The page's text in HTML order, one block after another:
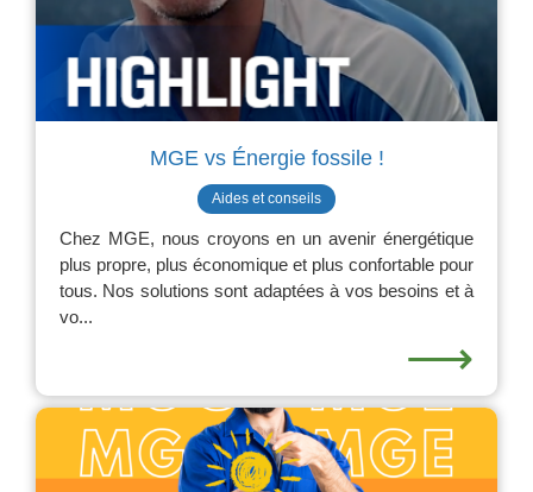
MGE vs Énergie fossile !
Aides et conseils
Chez MGE, nous croyons en un avenir énergétique
plus propre, plus économique et plus confortable pour
tous. Nos solutions sont adaptées à vos besoins et à
vo...
⟶